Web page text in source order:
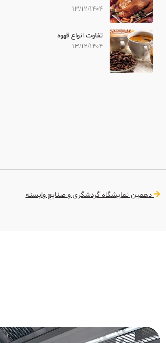
13/12/1404
تفاوت انواع قهوه
13/12/1404
دهمین نمایشگاه گردشگری و صنایع وابسته